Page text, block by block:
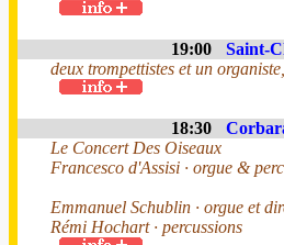
19:00
Saint-
deux trompettistes et un
18:30
Le Concert Des Oiseaux
Francesco d'Assisi · orgue &
Emmanuel Schublin · orgue et
Rémi Hochart · percussions